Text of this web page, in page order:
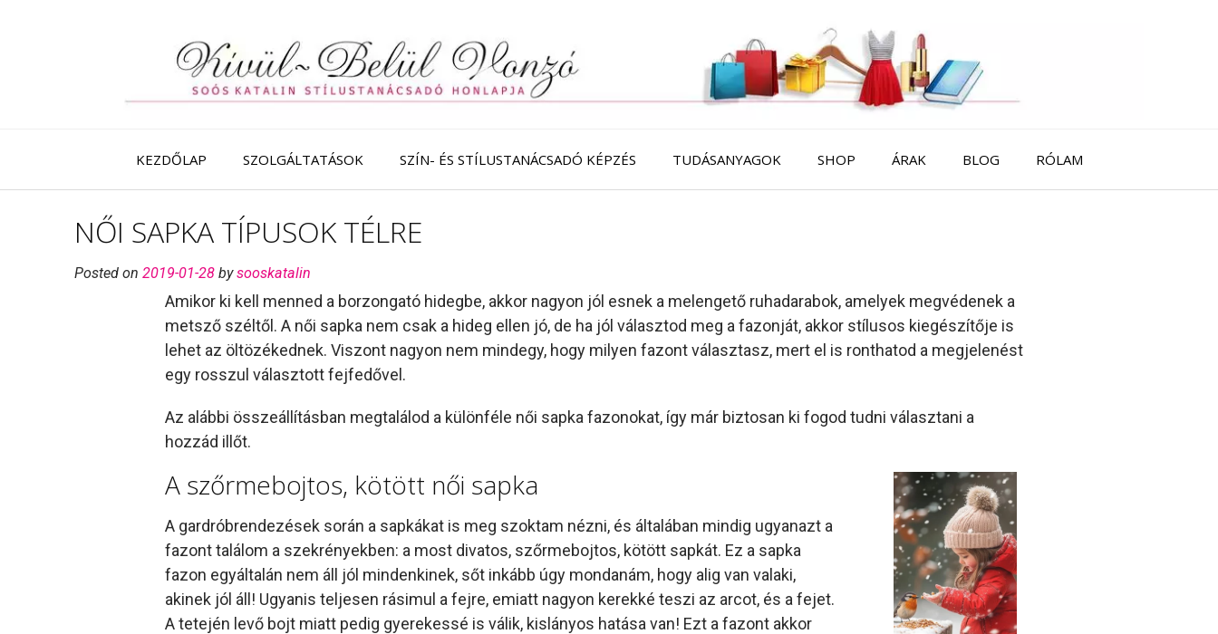
KEZDŐLAP SZOLGÁLTATÁSOK SZÍN- ÉS STÍLUSTANÁCSADÓ KÉPZÉS TUDÁSANYAGOK SHOP ÁRAK BLOG RÓLAM
NŐI SAPKA TÍPUSOK TÉLRE
Posted on 2019-01-28 bysooskatalin
Amikor ki kell menned a borzongató hidegbe, akkor nagyon jól esnek a melengető ruhadarabok, amelyek megvédenek a
metsző széltől. A női sapka nem csak a hideg ellen jó, de ha jól választod meg a fazonját, akkor stílusos kiegészítője is
lehet az öltözékednek. Viszont nagyon nem mindegy, hogy milyen fazont választasz, mert el is ronthatod a megjelenést
egy rosszul választott fejfedővel.
Az alábbi összeállításban megtalálod a különféle női sapka fazonokat, így már biztosan ki fogod tudni választani a
hozzád illőt.
A szőrmebojtos, kötött női sapka
A gardróbrendezések során a sapkákat is meg szoktam nézni, és általában mindig ugyanazt a
fazont találom a szekrényekben: a most divatos, szőrmebojtos, kötött sapkát. Ez a sapka
fazon egyáltalán nem áll jól mindenkinek, sőt inkább úgy mondanám, hogy alig van valaki,
akinek jól áll! Ugyanis teljesen rásimul a fejre, emiatt nagyon kerekké teszi az arcot, és a fejet.
A tetején levő bojt miatt pedig gyerekessé is válik, kislányos hatása van! Ezt a fazont akkor